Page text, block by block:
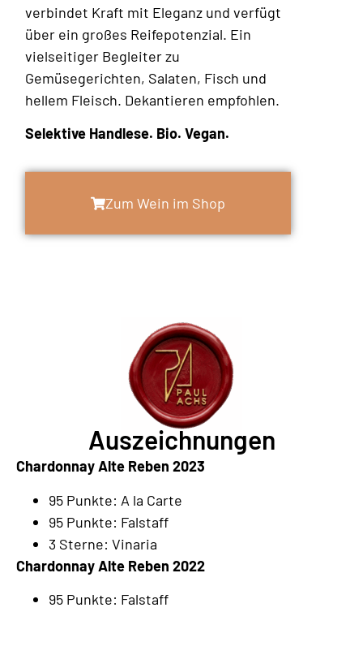
verbindet Kraft mit Eleganz und verfügt
über ein großes Reifepotenzial. Ein
vielseitiger Begleiter zu
Gemüsegerichten, Salaten, Fisch und
hellem Fleisch. Dekantieren empfohlen.
Selektive Handlese. Bio. Vegan.
Zum Wein im Shop
Auszeichnungen
Chardonnay Alte Reben 2023
95 Punkte: A la Carte
95 Punkte: Falstaff
3 Sterne: Vinaria
Chardonnay Alte Reben 2022
95 Punkte: Falstaff